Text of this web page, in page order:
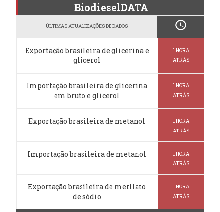
BiodieselDATA
ÚLTIMAS ATUALIZAÇÕES DE DADOS schedule
Exportação brasileira de glicerina e
glicerol
1 HORA
ATRÁS
Importação brasileira de glicerina
em bruto e glicerol
1 HORA
ATRÁS
Exportação brasileira de metanol
1 HORA
ATRÁS
Importação brasileira de metanol
1 HORA
ATRÁS
Exportação brasileira de metilato
de sódio
1 HORA
ATRÁS